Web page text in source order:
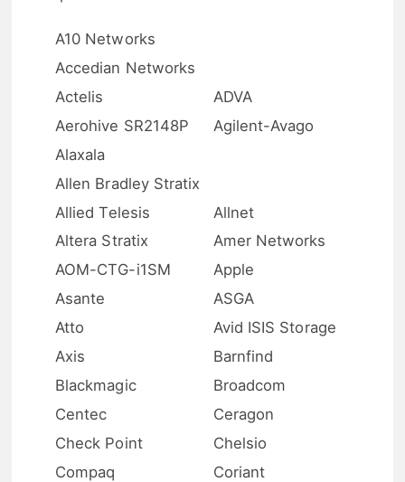
A10 Networks
Accedian Networks
Actelis
ADVA
Aerohive SR2148P
Agilent-Avago
Alaxala
Allen Bradley Stratix
Allied Telesis
Allnet
Altera Stratix
Amer Networks
AOM-CTG-i1SM
Apple
Asante
ASGA
Atto
Avid ISIS Storage
Axis
Barnfind
Blackmagic
Broadcom
Centec
Ceragon
Check Point
Chelsio
Compaq
Coriant